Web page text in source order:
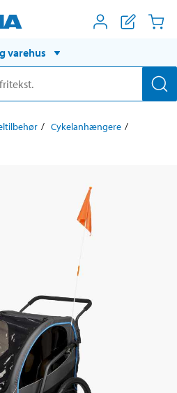
varehus
Cykelanhængere